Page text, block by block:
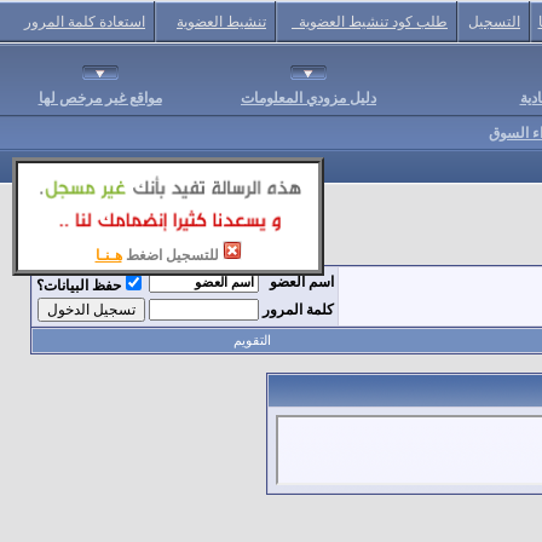
للتسجيل اضغط هـنـا
التسجيل طلب كود تنشيط العضوية تنشيط العضوية استعادة كلمة المرور
دليل مزودي المعلومات مواقع غير مرخص لها
السوق
اسم العضو
حفظ البيانات؟
كلمة المرور
التقويم